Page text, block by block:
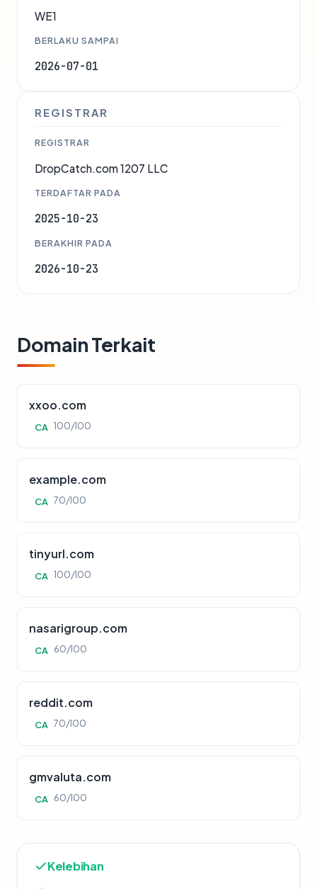
WE1
BERLAKU SAMPAI
2026-07-01
REGISTRAR
REGISTRAR
DropCatch.com 1207 LLC
TERDAFTAR PADA
2025-10-23
BERAKHIR PADA
2026-10-23
Domain Terkait
xxoo.com
CA 100/100
example.com
CA 70/100
tinyurl.com
CA 100/100
nasarigroup.com
CA 60/100
reddit.com
CA 70/100
gmvaluta.com
CA 60/100
Kelebihan